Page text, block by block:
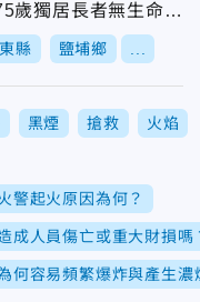
歲獨居長者無生命跡
縣 鹽埔鄉
黑煙 搶救 火焰
警起火原因為何？
成人員傷亡或重大財損嗎
何容易頻繁爆炸與產生濃